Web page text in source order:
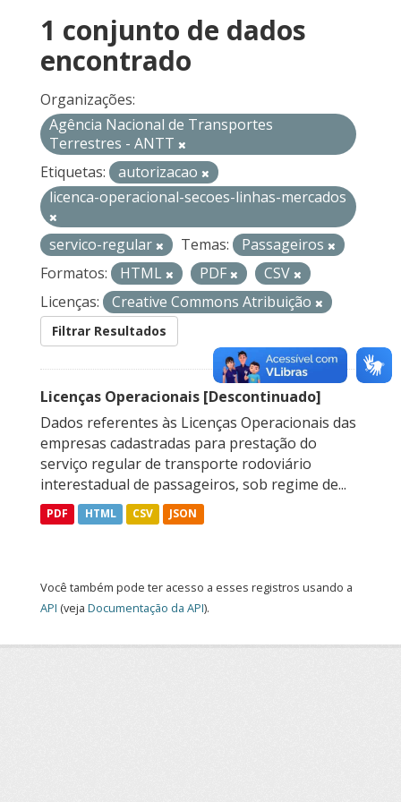
1 conjunto de dados
encontrado
Organizações:
Agência Nacional de Transportes
Terrestres - ANTT
Etiquetas:
autorizacao
licenca-operacional-secoes-linhas-mercados
servico-regular Temas:
Passageiros
Formatos:
HTML PDF
CSV
Licenças:
Creative Commons Atribuição
Filtrar Resultados
Licenças Operacionais [Descontinuado]
Dados referentes às Licenças Operacionais das
empresas cadastradas para prestação do
serviço regular de transporte rodoviário
interestadual de passageiros, sob regime de...
PDF HTML CSV JSON
Você também pode ter acesso a esses registros usando a
API (veja Documentação da API).